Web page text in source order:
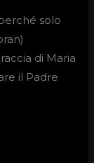
solo
di Maria
il Padre